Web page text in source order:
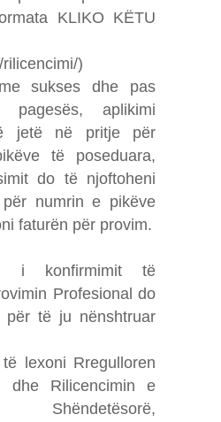
KLIKO KËTU
)
sukses dhe pas
pagesës, aplikimi
jetë në pritje për
të poseduara,
do të njoftoheni
numrin e pikëve
faturën për provim.
i konfirmimit të
Profesional do
të ju nënshtruar
lexoni Rregulloren
dhe Rilicencimin e
Shëndetësorë,